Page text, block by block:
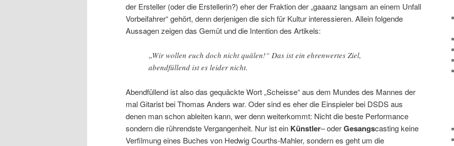
der Ersteller (oder die Erstellerin?) eher der Fraktion der „gaaanz langsam an einem Unfall
Vorbeifahrer“ gehört, denn derjenigen die sich für Kultur interessieren. Allein folgende
Aussagen zeigen das Gemüt und die Intention des Artikels:
„Wir wollen euch doch nicht quälen!“ Das ist ein ehrenwertes Ziel,
abendfüllend ist es leider nicht.
Abendfüllend ist also das gequäckte Wort „Scheisse“ aus dem Mundes des Mannes der
mal Gitarist bei Thomas Anders war. Oder sind es eher die Einspieler bei DSDS aus
denen man schon ableiten kann, wer denn weiterkommt: Nicht die beste Performance
sondern die rührendste Vergangenheit. Nur ist ein Künstler– oderGesangscasting keine
Verfilmung eines Buches von Hedwig Courths-Mahler, sondern es geht um die